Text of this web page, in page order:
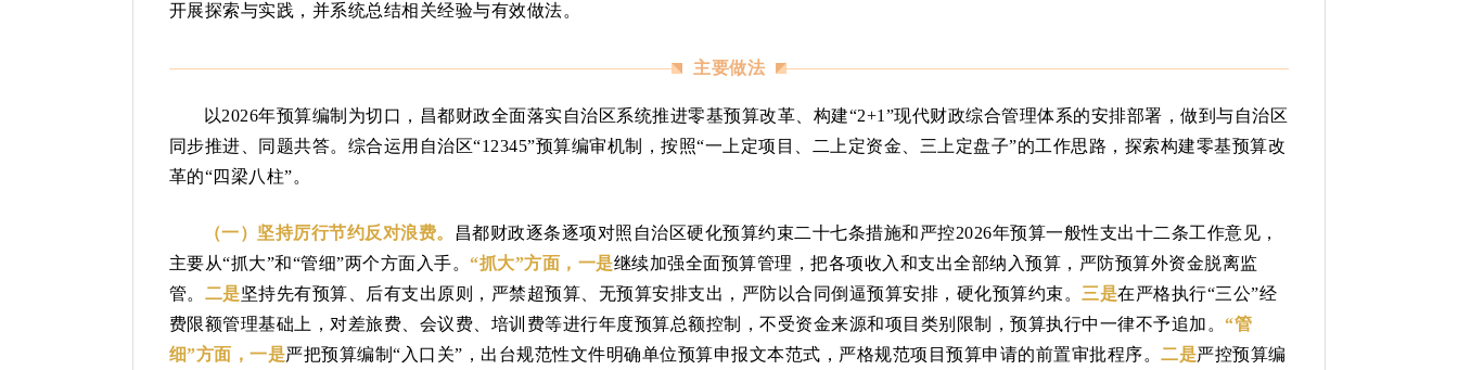
开展探索与实践，并系统总结相关经验与有效做法。
主要做法
以2026年预算编制为切口，昌都财政全面落实自治区系统推进零基预算改革、构建“2+1”现代财政综合管理体系的安排部署，做到与自治区
同步推进、同题共答。综合运用自治区“12345”预算编审机制，按照“一上定项目、二上定资金、三上定盘子”的工作思路，探索构建零基预算改
革的“四梁八柱”。
（一）坚持厉行节约反对浪费。
昌都财政逐条逐项对照自治区硬化预算约束二十七条措施和严控2026年预算一般性支出十二条工作意见，
主要从“抓大”和“管细”两个方面入手。“抓大”方面，一是继续加强全面预算管理，把各项收入和支出全部纳入预算，严防预算外资金脱离监
管。 二是坚持先有预算、后有支出原则，严禁超预算、无预算安排支出，严防以合同倒逼预算安排，硬化预算约束。 三是在严格执行“三公”经
费限额管理基础上，对差旅费、会议费、培训费等进行年度预算总额控制，不受资金来源和项目类别限制，预算执行中一律不予追加。“管
细”方面，一是严把预算编制“入口关”，出台规范性文件明确单位预算申报文本范式，严格规范项目预算申请的前置审批程序。二是严控预算编